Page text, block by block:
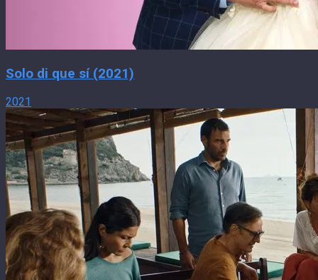
Solo di que sí (2021)
2021